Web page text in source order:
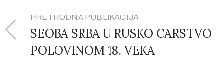
PRETHODNA PUBLIKACIJA
SEOBA SRBA U RUSKO CARSTVO
POLOVINOM 18. VEKA